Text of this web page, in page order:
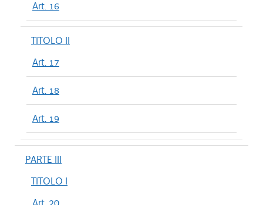
Art. 16
TITOLO II
Art. 17
Art. 18
Art. 19
PARTE III
TITOLO I